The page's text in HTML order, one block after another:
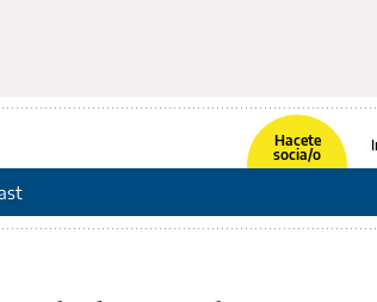
Hacete
socia/o